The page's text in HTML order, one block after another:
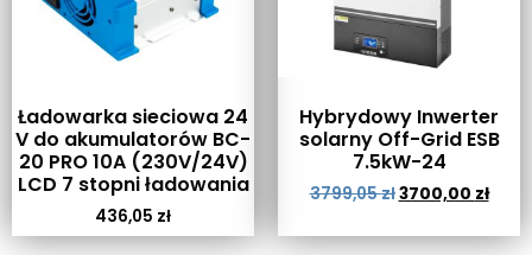
Ładowarka sieciowa 24
V do akumulatorów BC-
20 PRO 10A (230V/24V)
LCD 7 stopni ładowania
436,05 zł
Hybrydowy Inwerter
solarny Off-Grid ESB
7.5kW-24
3799,05zł3700,00 zł